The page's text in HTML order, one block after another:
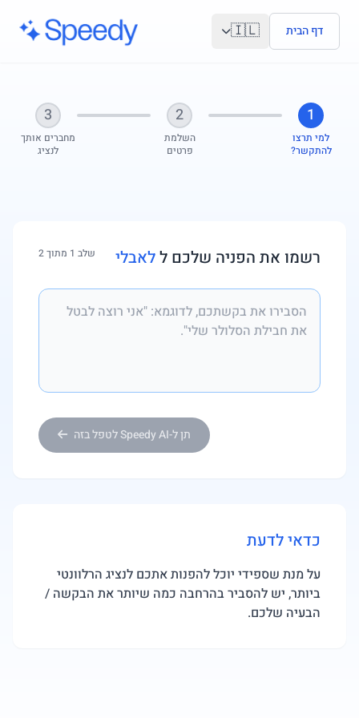
דלג לתוכן הראשי
דף הבית 🇮🇱
1
למי תרצו
להתקשר?
2
השלמת
פרטים
3
מחברים אותך
לנציג
רשמו את הפניה שלכם ללאבלי שלב 1 מתוך 2
תן ל-Speedy AI לטפל בזה
כדאי לדעת
על מנת שספידי יוכל להפנות אתכם לנציג הרלוונטי
ביותר, יש להסביר בהרחבה כמה שיותר את הבקשה /
הבעיה שלכם.